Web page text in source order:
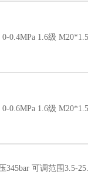
0.4MPa 1.6级 M20*1.5
0.6MPa 1.6级 M20*1.5
345bar 可调范围3.5-